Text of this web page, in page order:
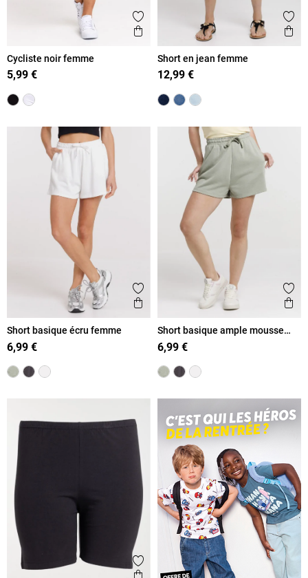
Ajouter aux favoris
Aperçu rapide
Cycliste noir femme
5,99 €
Short en jean femme
12,99 €
Ajouter aux favoris
Aperçu rapide
Short basique écru femme
6,99 €
Short basique ample mousse
clair femme
6,99 €
Ajouter aux favoris